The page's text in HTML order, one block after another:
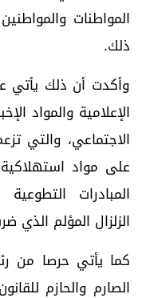
المواطنات
ذلك.
وأكدت أن ذلك يأتي
الإعلامية والمواد
الاجتماعي، والتي
على مواد
المبادرات
الزلزال المؤلم
كما يأتي حرصا من
الصارم والحازم